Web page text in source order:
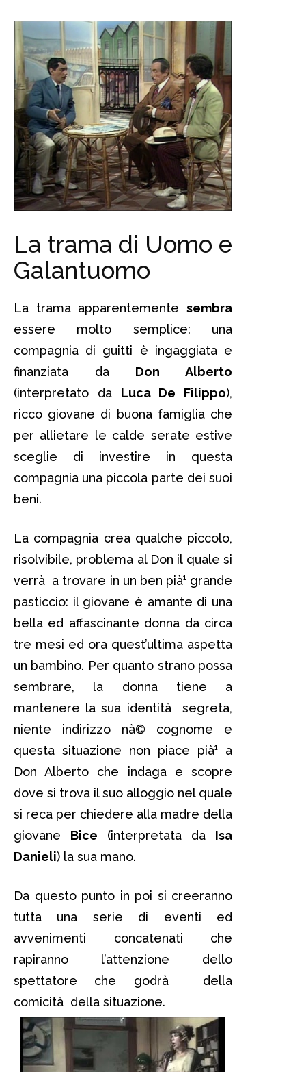
La trama di Uomo e
Galantuomo
La trama apparentemente sembra
essere molto semplice: una
compagnia di guitti è ingaggiata e
finanziata da Don Alberto
(interpretato da Luca De Filippo),
ricco giovane di buona famiglia che
per allietare le calde serate estive
sceglie di investire in questa
compagnia una piccola parte dei suoi
beni.
La compagnia crea qualche piccolo,
risolvibile, problema al Don il quale si
verrà a trovare in un ben pià¹ grande
pasticcio: il giovane è amante di una
bella ed affascinante donna da circa
tre mesi ed ora quest’ultima aspetta
un bambino. Per quanto strano possa
sembrare, la donna tiene a
mantenere la sua identità segreta,
niente indirizzo nà© cognome e
questa situazione non piace pià¹ a
Don Alberto che indaga e scopre
dove si trova il suo alloggio nel quale
si reca per chiedere alla madre della
giovane Bice (interpretata da Isa
Danieli) la sua mano.
Da questo punto in poi si creeranno
tutta una serie di eventi ed
avvenimenti concatenati che
rapiranno l’attenzione dello
spettatore che godrà della
comicità della situazione.